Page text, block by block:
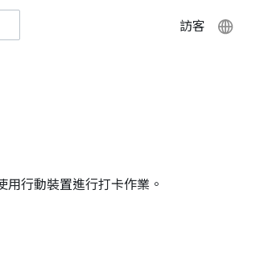
訪客
行動裝置進行打卡作業。